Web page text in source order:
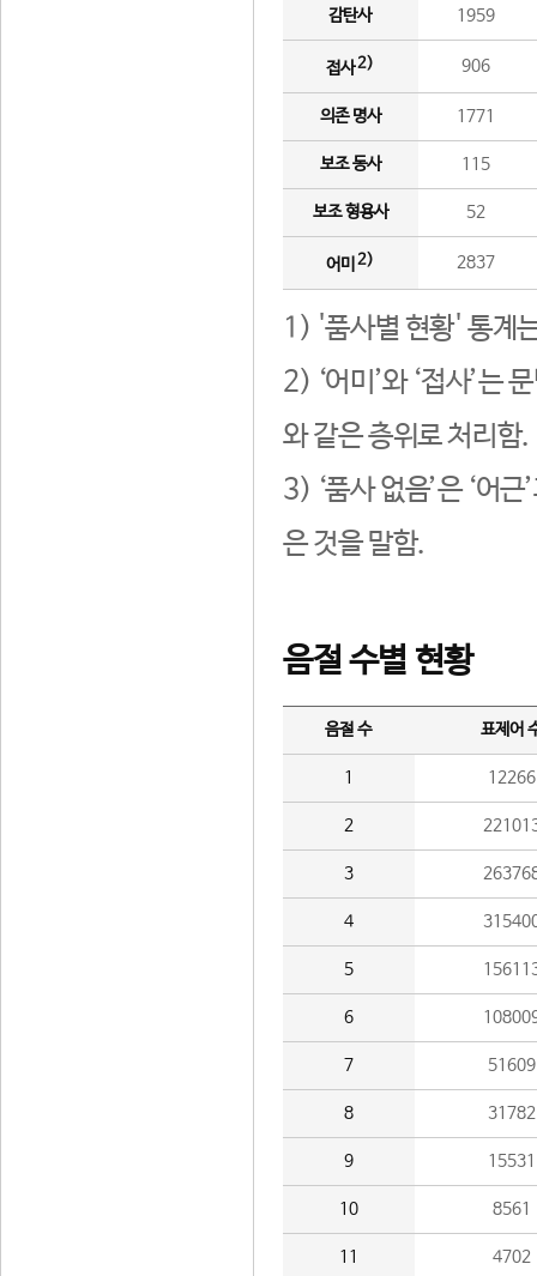
감탄사 1959
접사2) 906
의존 명사 1771
보조 동사 115
보조 형용사 52
어미 2) 2837
1) '품사별 현황' 통계
2) ‘어미’와 ‘접사’는
와 같은 층위로 처리함.
3) ‘품사 없음’은 ‘어
은 것을 말함.
음절 수별 현황
음절 수 표제어
1 12266
2
3
4
5
6
7 51609
8 31782
9 15531
10 8561
11 4702